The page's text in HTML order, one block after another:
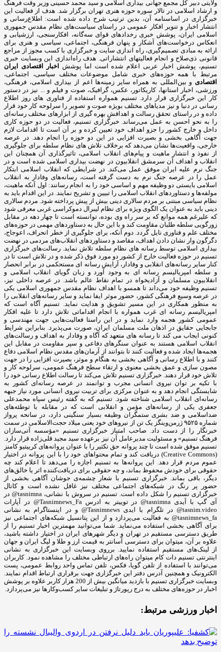
ولایتی دبیر کل مجمع جهانی بیداری اسلامی و سید محمد حسینی وزیر وقت فرهنگ
و ارشاد اسلامی در تالار سوره حوزه هنری تهران برگزار شد. هدف از فعالیت این
خبرگزاری در اساسنامه آن، بدین ترتیب شرح داده شده است: اطلاع‌رسانی و
انتشار اخبار و تنویر افکار عمومی در راستای سیاست‌های نظام مقدس جمهوری
اسلامی ایران، پوشش خبری رخدادهای قوای سه‌گانه، افکارسنجی، ارزشیابی و
انعکاس درخواست‌های آشکار و پنهان فرهنگی، اجتماعی، سیاسی و هنری برای
ارائه به مبادی تصمیم‌گیری، راه اندازی سایت و خبرگزاری با کسب مجوز از مراجع
قانونی ذی‌صلاح و انجام فعالیتهای انتشاراتی. هدف راه‌اندازی این وبسایت خبری
تسنیم، پوشش اخبار عربی اعلام شده است اما پوشش اخبار اقتصادی ایران
مرتبط با همه حوزه‌های خبری شامل موضوعات مختلف سیاسی، اجتماعی،
اقتصادی و بین‌المللی به همراه سایر زمینه‌ها اعم از بیداری اسلامی، فرهنگی،
ورزشی، اخبار استانها، کاریکاتور، عکس، گرافیک، صوت و فیلم و ... نیز در دستور
کار این خبرگزاری قرار دارد. تسنیم همواره استفاده از فناوری های روز اطلاع
رسانی در دنیا و نیز مدیاهای مختلف بویژه صوت و تصویر را سرلوحه کار خود قرار
داده و در راستای تحقق رسالت و اهدافش بهره گیری از ابزارهای مختلف رسانه‌ای
را به نحو احسن به عمل می‌رساند. خبرگزاری تسنیم، فعالیت در دو حوزه کاری
داخل و خارج کشور را جزو اهداف خود تعیین کرده و بر آن است تا اقدامات لازم
جهت آگاهی بخشی و بصیرت افزایی در این دو حوزه را انجام دهد. در عرصه
خارجی، واقعیت‌ها نشان می‌دهد که برخلاف تلاش های نظام سلطه برای جلوگیری
از نفوذ و انتشار ماهیت و پیام‌های انقلاب اسلامی، تاثیرگذاری آن همچنان این
انقلاب و اهداف آن سرمشق انقلابیون در نهضت بیداری اسلامی شده است و در
جنگ نرم علیه ایران موفق عمل می‌کند. در شرایطی که انقلاب اسلامی ابتکار
عمل را در عرصه جنگ نرم به دست گرفته است، رسانه‌های وفادار به انقلاب
اسلامی بایستی دو وظیفه مهم و اساسی خود را به انجام رسانند: اول آنکه ماهیت،
مولفه‌ها و دستاوردهای انقلاب اسلامی را تبیین و تشریح نمایند. در این اقدام باید به
نظام سیاسی مبتنی بر مردم سالاری دینی بیش از پیش پرداخته شود. مردم سالاری
دینی باید به عنوان یک الگوی ویژه برای نظام لیبرال دموکراسی غربی معرفی شود
که علیرغم همه موانع که بر سر راه وی بوده، توانسته است تا چهار دهه در مقابل
زورگویی سلطه طلبان مقاومت کند و با این حال به دستاوردهای مهمی در حوزه‌های
مختلف علم و فناوری نایل گردد. دوم آنکه، برای جلوگیری از خطر انحراف، اعوجاج،
دگرگون وار نشان دادن اهداف، مقاصد و دستاوردهای انقلاب‌های مردمی در نهضت
بیداری اسلامی توسط رسانه های نظام سلطه تلاش نماید. رسالت‌های خبرگزاری
تسنیم در حوزه فعالیت خارج از کشور دو مورد فوق ذکر شده و در تلاش است تا در
کنار سایر رسانه‌های انقلابی و وفادار، آرایش رسانه ای مستحکمی در برابر انحصار
و سلطه امپریالیسم رسانه ای به وجود آورد و زبان گویای انقلاب اسلامی و
انقلابیون مسلمان و آزادیخواه در تمام نقاط عالم باشد. در عرصه داخلی نیز،
تسنیم وظیفه خود می‌داند تا همسو با اهداف نظام مقدس جمهوری اسلامی یکی
در عرصه وسیع فرهنگی کشور، حضور موثر ایفا نماید و سایر رسانه‌های انقلابی را
به منظور همکاری در این مسیر تشویق و هدایت نماید. تسنیم آگاه است که
امپریالیسم رسانه ای غرب همواره با انجام اقداماتی تلاش دارد تا علیه افکار
عمومی کشور هجمه وارد نماید و در این راستا فعالیت‌هایی جهت مهندسی و
جابجایی حقایق در اذهان ملت مسلمان ایران، صورت می‌پذیرد. بنابراین شرایط
کنونی ایجاب می کند تا رسانه های متعهد که آگاه و وفادار به اهداف و رسالت‌های
انقلاب اسلامی هستند به عنوان سنگرهای دفاعی و سپر مقاومت در مقابل این
هجمه‌ها ایجاد شده و فعالیت کنند تا بتوانند از آرمان‌های مقدس نظام اسلامی دفاع
کنند و با اطلاع رسانی و آگاهی بخشی به هنگام و موثر، بصیرت افزایی را در جهت
مصون سازی و عمق بخشی معنوی و ارتقاء سطح فرهنگ عمومی، سرلوحه کار و
تلاش خود قرار دهند. خبرگزاری تسنیم تلاش می‌کند تا رسالت اطلاع رسانی خود را
با تکیه بر توان نیروی انسانی مجرب و توانمند در عرصه رسانه‌ای کشور به
شایستگی انجام دهد و به عنوان مرکزی برای تربیت نیروی انسانی مورد نیاز جبهه
رسانه‌ای انقلاب اسلامی شناخته شود. تسنیم که به گفته رئیس سپاه محمدعلی
جعفری یکی از رسانه‌های مؤمن و انقلابی است که در مقابله با توطئه‌های
ضداسلامی و ضد بشری ستمگران وظیفه بسیار سنگینی دارد، در سانحه پرواز
شماره ۹۵۲۵ ژرمن‌وینگز یک تن از نیروهای خود یعنی میلاد حجت‌الاسلامی در سمت
خبرنگار را از دست داد. صاحب امتیاز خبرگزاری تسنیم «مؤسسه آتی‌سازان
فرهنگ تسنیم» و مسئولیت مدیرعامل آن نیز برعهده سید مجید قلی‌زاده‌ قرار دارد.
تسنیم موفق شده است تا چند پروانه حق تکثیر را با عنوان پروانه‌های کرییتیو کامنز
(Creative Commons) دریافت کند و تمام محتواهای خود را با این پروانه در اختیار
عموم مردم قرار دهد. این پروانه‌ها به تسنیم اجازه را می‌دهد تا اعلام کند چه
حقوقی برای خودش محفوظ بماند، و چه حقوقی برای دریافت‌کننده اثر یا خالق‌های
دیگر، باقی بماند. خبرگزاری تسنیم با شعار چشمه‌ی جوشان آگاهی بخشی از
حضور پر رنگ در شبکه‌های اجتماعی مختلف نیز غافل نشده است و کانال
خبرگزاری تسنیم را شکل داده است. تسنیم در سروش با نشانی، tasnimna@ در
آی گپ با آیدی tasnimna@ در توییتر به ادرس Tasnimnews_Fa@ در آپارات
tasnim.video@ در تلگرام با ایدی Tasnimnews@ و در اینستاگرام به نشانی
tasnimnews_fa@ به فعالیت می‌پردازد و از این پتانسیل شبکه‌های اجتماعی نیز
برای آگاهی بخشی استفاده می‌نماید. شما می‌توانید مهمترین اخبار تسنیم را از
طریق دسترسی مستقیم در تهران و دیگر شهرهای ایران در اختیار داشته باشید،
علاوه بر آن، میتوان برای دسترسی آسانتر به قیمت ارز و طلا و لیگ ایران و جهان
از لینک‌های مستقیم استفاده نمایید. برروی وبسایت این خبرگزاری به نشانی
اینترنتی تسنیم دات کام میتوان راه‌های ارتباطی مختلف را مشاهده نمود. کاربران
می‌توانند با استفاده از تلفن گویا، فکس، تلفن تماس واحد روابط عمومی، پست
الکترونیک و همچنین آدرس دفتر این خبرگزاری جهت برقراری ارتباط اقدام نمایند.
وبسایت خبرگزاری تسنیم با بازدید میانگین بیش از 200 هزار کاربر علاوه بر پوشش
اخبار در حوزه‌های مختلف به درج رپورتاژ و تبلیغات سایر کسب‌وکارها نیز می‌پردازد.
اخبار ورزشی مرتبط: